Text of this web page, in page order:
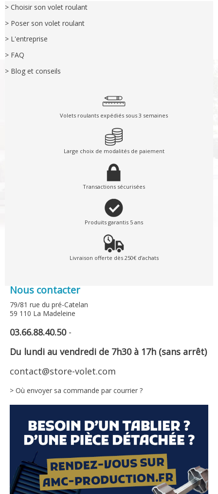
> Choisir son volet roulant
> Poser son volet roulant
> L'entreprise
> FAQ
> Blog et conseils
Volets roulants expédiés sous 3 semaines
Large choix de modalités de paiement
Transactions sécurisées
Produits garantis 5 ans
Livraison offerte dès 250€ d’achats
Nous contacter
79/81 rue du pré-Catelan
59 110 La Madeleine
03.66.88.40.50-
Du lundi au vendredi de 7h30 à 17h (sans arrêt)
contact@store-volet.com
> Où envoyer sa commande par courrier ?